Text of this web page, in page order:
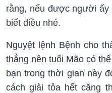
rằng, nếu được người
biết điều nhé.
Nguyệt lệnh Bệnh cho
thẳng nên tuổi Mão có
bạn trong thời gian này
cách giải tỏa hết căng